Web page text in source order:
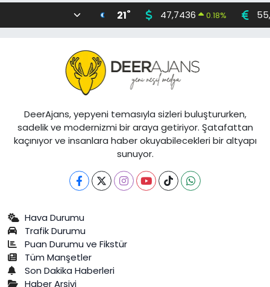
21° 47,7436 0.18%
DeerAjans, yepyeni temasıyla sizleri buluştururken,
sadelik ve modernizmi bir araya getiriyor. Şatafattan
kaçınıyor ve insanlara haber okuyabilecekleri bir altyapı
sunuyor.
Hava Durumu
Trafik Durumu
Puan Durumu ve Fikstür
Tüm Manşetler
Son Dakika Haberleri
Haber Arşivi